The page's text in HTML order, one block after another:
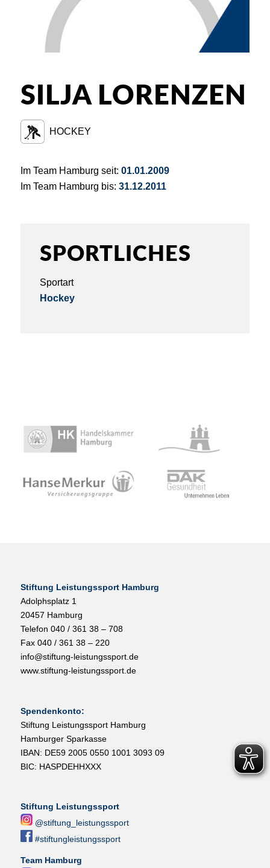
SILJA LORENZEN
HOCKEY
Im Team Hamburg seit: 01.01.2009
Im Team Hamburg bis: 31.12.2011
SPORTLICHES
Sportart
Hockey
Stiftung Leistungssport Hamburg
Adolphsplatz 1
20457 Hamburg
Telefon 040 / 361 38 – 708
Fax 040 / 361 38 – 220
info@stiftung-leistungssport.de
www.stiftung-leistungssport.de
Spendenkonto:
Stiftung Leistungssport Hamburg
Hamburger Sparkasse
IBAN: DE59 2005 0550 1001 3093 09
BIC: HASPDEHHXXX
Stiftung Leistungssport
@stiftung_leistungssport
#stiftungleistungssport
Team Hamburg